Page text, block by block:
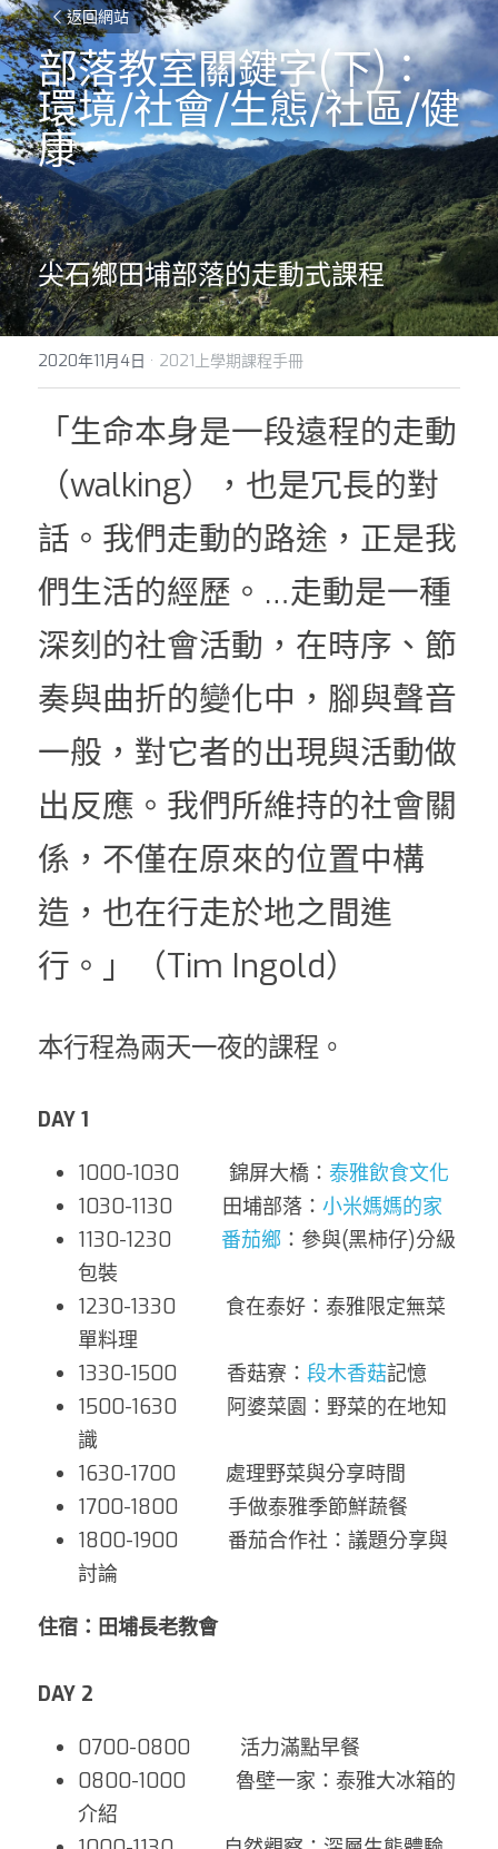
返回網站
部落教室關鍵字(下)：
環境/社會/生態/社區/健
康
尖石鄉田埔部落的走動式課程
2020年11月4日 · 2021上學期課程手冊
「生命本身是一段遠程的走動
（walking），也是冗長的對
話。我們走動的路途，正是我
們生活的經歷。…走動是一種
深刻的社會活動，在時序、節
奏與曲折的變化中，腳與聲音
一般，對它者的出現與活動做
出反應。我們所維持的社會關
係，不僅在原來的位置中構
造，也在行走於地之間進
行。」（Tim Ingold）
本行程為兩天一夜的課程。
DAY 1
1000-1030         錦屏大橋： 泰雅飲食文化
1030-1130         田埔部落： 小米媽媽的家
1130-1230 番茄鄉 ：參與(黑柿仔)分級
包裝
1230-1330         食在泰好：泰雅限定無菜
單料理
1330-1500         香菇寮： 段木香菇記憶
1500-1630         阿婆菜園：野菜的在地知
識
1630-1700         處理野菜與分享時間
1700-1800         手做泰雅季節鮮蔬餐
1800-1900         番茄合作社：議題分享與
討論
住宿：田埔長老教會
DAY 2
0700-0800         活力滿點早餐
0800-1000         魯壁一家：泰雅大冰箱的
介紹